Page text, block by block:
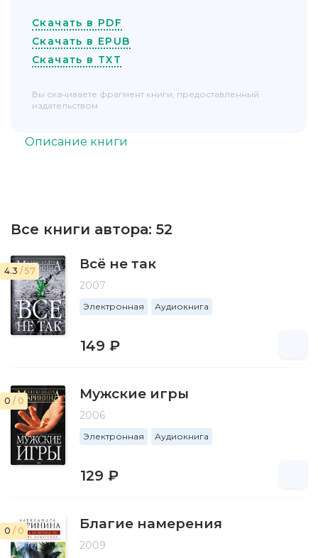
Описание книги
Все книги автора: 52
4.3 / 57 Всё не так
2007
Электронная Аудиокнига
149 ₽
0 / 0 Мужские игры
2006
Электронная Аудиокнига
129 ₽
0 / 0 Благие намерения
2009
Скачать в PDF
Скачать в EPUB
Скачать в TXT
Вы скачиваете фрагмент книги, предоставленный
издательством